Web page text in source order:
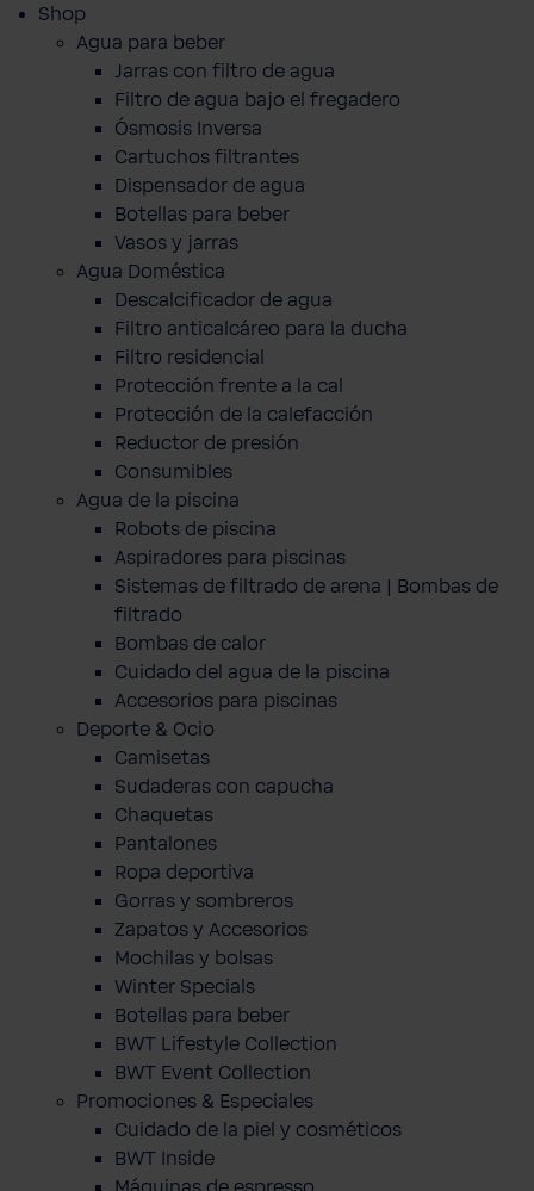
Shop
Agua para beber
Jarras con filtro de agua
Filtro de agua bajo el fregadero
Ósmosis Inversa
Cartuchos filtrantes
Dispensador de agua
Botellas para beber
Vasos y jarras
Agua Doméstica
Descalcificador de agua
Filtro anticalcáreo para la ducha
Filtro residencial
Protección frente a la cal
Protección de la calefacción
Reductor de presión
Consumibles
Agua de la piscina
Robots de piscina
Aspiradores para piscinas
Sistemas de filtrado de arena | Bombas de
filtrado
Bombas de calor
Cuidado del agua de la piscina
Accesorios para piscinas
Deporte & Ocio
Camisetas
Sudaderas con capucha
Chaquetas
Pantalones
Ropa deportiva
Gorras y sombreros
Zapatos y Accesorios
Mochilas y bolsas
Winter Specials
Botellas para beber
BWT Lifestyle Collection
BWT Event Collection
Promociones & Especiales
Cuidado de la piel y cosméticos
BWT Inside